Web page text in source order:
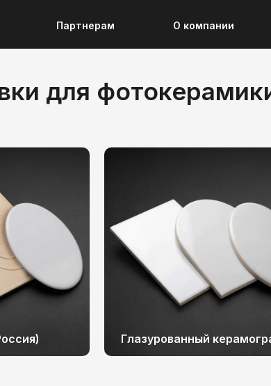
Партнерам О компании
для
Глазурованный